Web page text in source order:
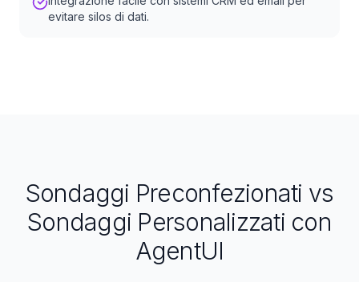
evitare silos di dati.
Sondaggi Preconfezionati vs
Sondaggi Personalizzati con
AgentUI